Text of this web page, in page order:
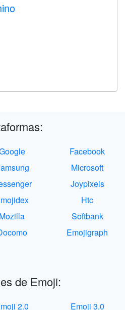
Facebook
Microsoft
Joypixels
Htc
Mozilla
Softbank
Emojigraph
de Emoji:
2.0 Emoji 3.0